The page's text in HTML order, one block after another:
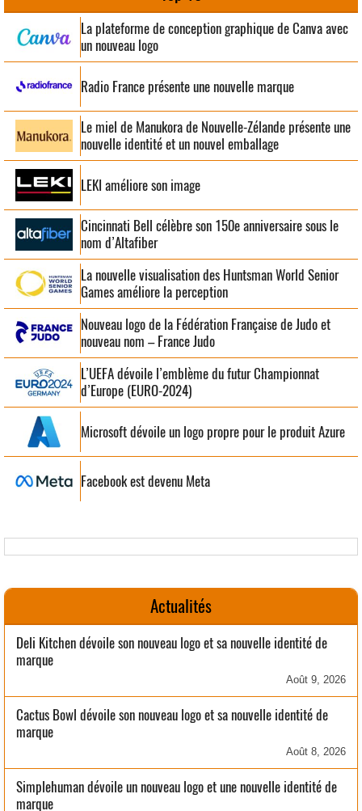
La plateforme de conception graphique de Canva avec
un nouveau logo
Radio France présente une nouvelle marque
Le miel de Manukora de Nouvelle-Zélande présente une
nouvelle identité et un nouvel emballage
LEKI améliore son image
Cincinnati Bell célèbre son 150e anniversaire sous le
nom d’Altafiber
La nouvelle visualisation des Huntsman World Senior
Games améliore la perception
Nouveau logo de la Fédération Française de Judo et
nouveau nom – France Judo
L’UEFA dévoile l’emblème du futur Championnat
d’Europe (EURO-2024)
Microsoft dévoile un logo propre pour le produit Azure
Facebook est devenu Meta
Actualités
Deli Kitchen dévoile son nouveau logo et sa nouvelle identité de
marque
Août 9, 2026
Cactus Bowl dévoile son nouveau logo et sa nouvelle identité de
marque
Août 8, 2026
Simplehuman dévoile un nouveau logo et une nouvelle identité de
marque